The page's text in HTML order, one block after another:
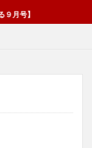
月号】